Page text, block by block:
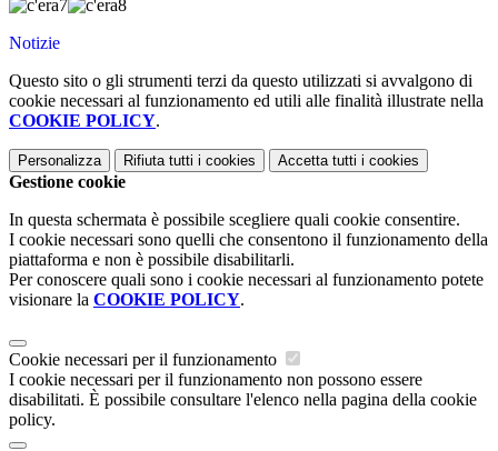
Notizie
Questo sito o gli strumenti terzi da questo utilizzati si avvalgono di
cookie necessari al funzionamento ed utili alle finalità illustrate nella
COOKIE POLICY.
Personalizza Rifiuta tutti i cookies Accetta tutti i cookies
Gestione cookie
In questa schermata è possibile scegliere quali cookie consentire.
I cookie necessari sono quelli che consentono il funzionamento della
piattaforma e non è possibile disabilitarli.
Per conoscere quali sono i cookie necessari al funzionamento potete
visionare la COOKIE POLICY.
Cookie necessari per il funzionamento
I cookie necessari per il funzionamento non possono essere
disabilitati. È possibile consultare l'elenco nella pagina della cookie
policy.